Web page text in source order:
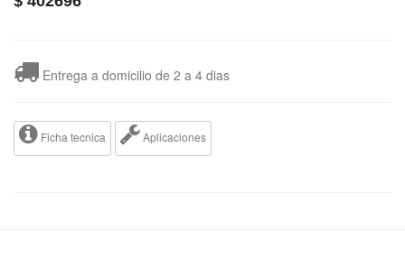
Entrega a domicilio de 2 a 4 dias
Ficha tecnica Aplicaciones